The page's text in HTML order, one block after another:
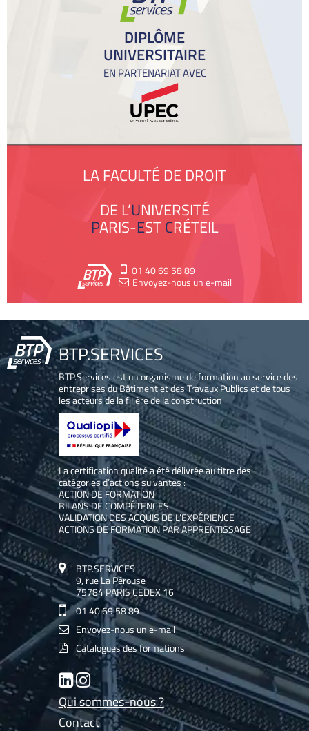
DIPLÔME
UNIVERSITAIRE
EN PARTENARIAT AVEC
LA FACULTÉ DE DROIT
DE L’ UNIVERSITÉ
PARIS- EST CRÉTEIL
01 40 69 58 89
Envoyez-nous un e-mail
BTP.SERVICES
BTP.Services est un organisme de formation au service des
entreprises du Bâtiment et des Travaux Publics et de tous
les acteurs de la filière de la construction
La certification qualité a été délivrée au titre des
catégories d’actions suivantes :
ACTION DE FORMATION
BILANS DE COMPÉTENCES
VALIDATION DES ACQUIS DE L’EXPÉRIENCE
ACTIONS DE FORMATION PAR APPRENTISSAGE
BTP.SERVICES
9, rue La Pérouse
75784 PARIS CEDEX 16
01 40 69 58 89
Envoyez-nous un e-mail
Catalogues des formations
LinkedInInstagram
Qui sommes-nous ?
Contact